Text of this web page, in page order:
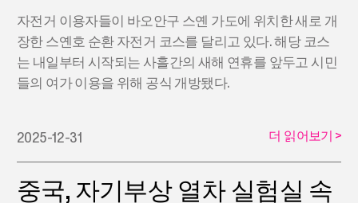
자전거 이용자들이 바오안구 스옌 가도에 위치한 새로 개
장한 스옌호 순환 자전거 코스를 달리고 있다. 해당 코스
는 내일부터 시작되는 사흘간의 새해 연휴를 앞두고 시민
들의 여가 이용을 위해 공식 개방됐다.
2025-12-31 더 읽어보기 >
중국, 자기부상 열차 실험실 속